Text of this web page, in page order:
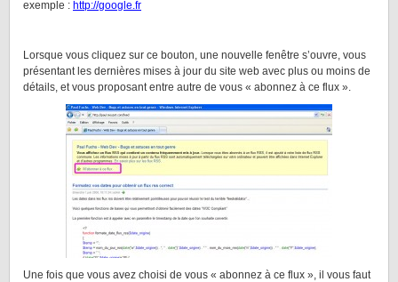
exemple : http://google.fr
Lorsque vous cliquez sur ce bouton, une nouvelle fenêtre s’ouvre, vous
présentant les dernières mises à jour du site web avec plus ou moins de
détails, et vous proposant entre autre de vous « abonnez à ce flux ».
Une fois que vous avez choisi de vous « abonnez à ce flux », il vous faut